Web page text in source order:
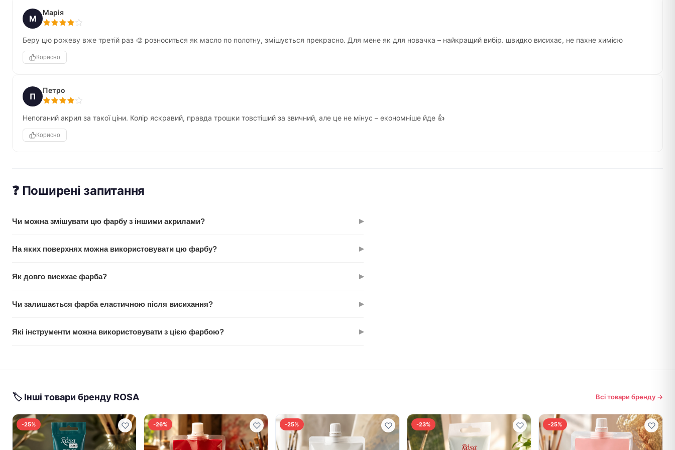
М
Марія
Беру цю рожеву вже третій раз 🎨 розноситься як масло по полотну, змішується прекрасно. Для мене як для новачка – найкращий вибір. швидко висихає, не пахне химією
Корисно
П
Петро
Непоганий акрил за такої ціни. Колір яскравий, правда трошки товстіший за звичний, але це не мінус – економніше йде 👍
Корисно
❓ Поширені запитання
Чи можна змішувати цю фарбу з іншими акрилами? ▸
нові, чисті відтінки без проблем.
На яких поверхнях можна використовувати цю фарбу? ▸
практично на все.
Як довго висихає фарба? ▸
товщини нанесення.
Чи залишається фарба еластичною після висихання? ▸
навіть у разі згинання основи.
Які інструменти можна використовувати з цією фарбою? ▸
🏷 Інші товари бренду ROSA Всі товари бренду →
-25% -26% -25% -23% -25%